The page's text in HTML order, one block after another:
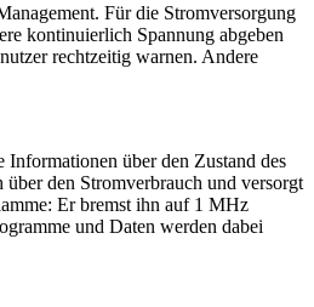
Für die Stromversorgung
kontinuierlich Spannung abgeben
rechtzeitig warnen. Andere
über den Zustand des
den Stromverbrauch und versorgt
Er bremst ihn auf 1 MHz
und Daten werden dabei